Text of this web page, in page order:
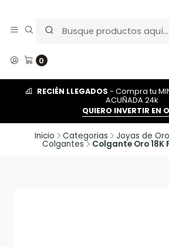
0
RECIÉN LLEGADOS - Compra tu
ACUÑADA 24k
QUIERO INVERTIR EN
Inicio Categorias Joyas de
Colgantes Colgante Oro 18K